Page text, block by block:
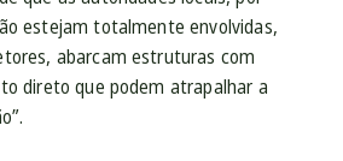
estejam totalmente envolvidas,
abarcam estruturas com
direto que podem atrapalhar a